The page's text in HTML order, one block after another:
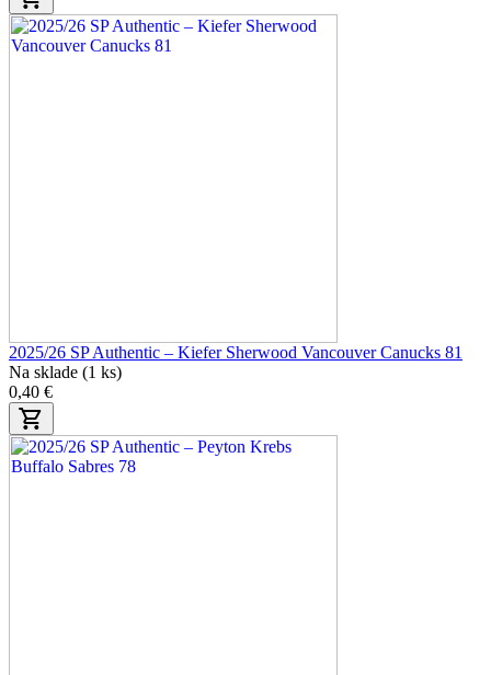
2025/26 SP Authentic – Kiefer Sherwood Vancouver Canucks 81
Na sklade (1 ks)
0,40 €